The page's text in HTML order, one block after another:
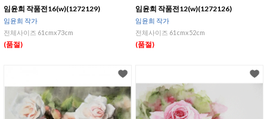
임윤희 작품전16(w)(1272129)
임윤희 작가
전체사이즈 61cmx73cm
(품절)
임윤희 작품전12(w)(1272126)
임윤희 작가
전체사이즈 61cmx52cm
(품절)